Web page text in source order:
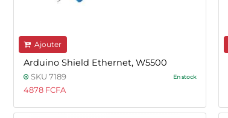
Ajouter
Arduino Shield Ethernet, W5500
SKU 7189 En stock
4878 FCFA